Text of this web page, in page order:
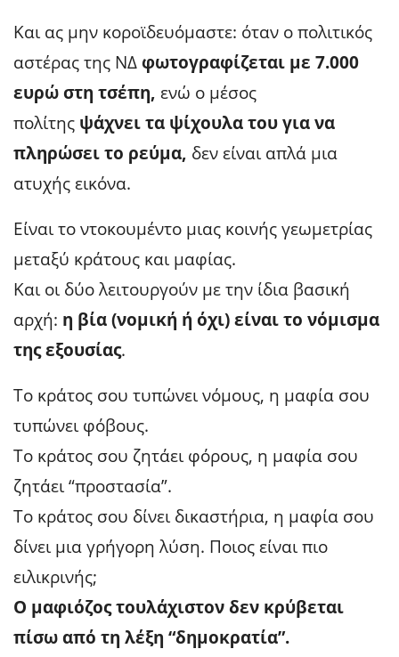
Και ας μην κοροϊδευόμαστε: όταν ο πολιτικός
αστέρας της ΝΔφωτογραφίζεται με 7.000
ευρώ στη τσέπη, ενώ ο μέσος
πολίτης ψάχνει τα ψίχουλα του για να
πληρώσει το ρεύμα, δεν είναι απλά μια
ατυχής εικόνα.
Είναι το ντοκουμέντο μιας κοινής γεωμετρίας
μεταξύ κράτους και μαφίας.
Και οι δύο λειτουργούν με την ίδια βασική
αρχή: η βία (νομική ή όχι) είναι το νόμισμα
της εξουσίας.
Το κράτος σου τυπώνει νόμους, η μαφία σου
τυπώνει φόβους.
Το κράτος σου ζητάει φόρους, η μαφία σου
ζητάει “προστασία”.
Το κράτος σου δίνει δικαστήρια, η μαφία σου
δίνει μια γρήγορη λύση. Ποιος είναι πιο
ειλικρινής;
Ο μαφιόζος τουλάχιστον δεν κρύβεται
πίσω από τη λέξη “δημοκρατία”.